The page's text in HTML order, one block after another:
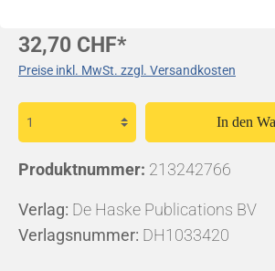
32,70 CHF*
Preise inkl. MwSt. zzgl. Versandkosten
In den
Produktnummer: 213242766
Verlag: De Haske Publications BV
Verlagsnummer: DH1033420